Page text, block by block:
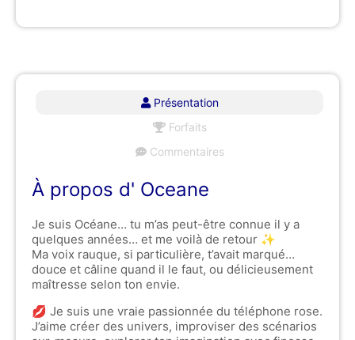
Présentation
Forfaits
Commentaires
À propos d' Oceane
Je suis Océane… tu m’as peut-être connue il y a
quelques années… et me voilà de retour ✨
Ma voix rauque, si particulière, t’avait marqué…
douce et câline quand il le faut, ou délicieusement
maîtresse selon ton envie.
💋 Je suis une vraie passionnée du téléphone rose.
J’aime créer des univers, improviser des scénarios